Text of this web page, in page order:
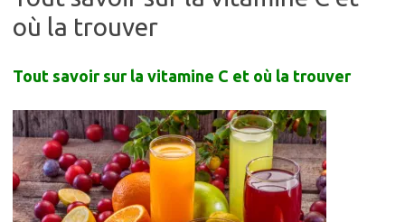
où la trouver
Tout savoir sur la vitamine C et où la trouver